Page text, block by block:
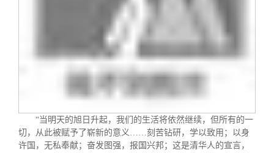
“当明天的旭日升起，我们的生活将依然继续，但所有的一
切，从此被赋予了崭新的意义……刻苦钻研，学以致用；以身
许国，无私奉献；奋发图强，报国兴邦；这是清华人的宣言，